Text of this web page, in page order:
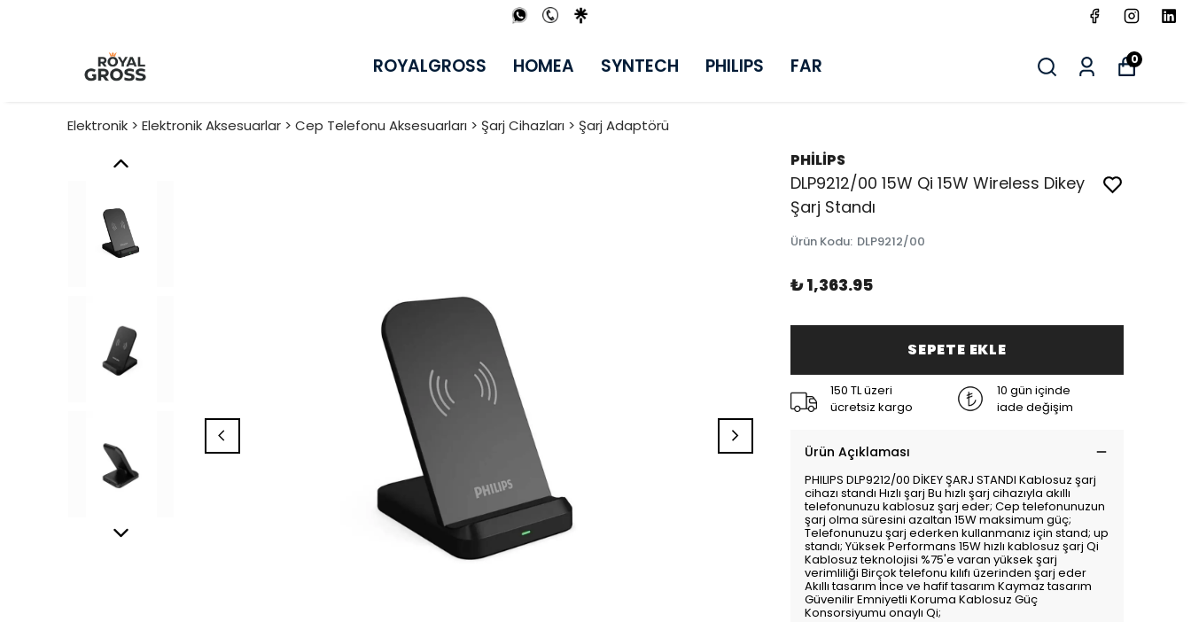
ROYALGROSS HOMEA SYNTECH PHILIPS FAR 0
Elektronik > Elektronik Aksesuarlar > Cep Telefonu Aksesuarları > Şarj Cihazları > Şarj Adaptörü
PHİLİPS
DLP9212/00 15W Qi 15W Wireless Dikey
Şarj Standı
Ürün Kodu: DLP9212/00
₺ 1,363.95
SEPETE EKLE
150 TL üzeri
ücretsiz kargo
10 gün içinde
iade değişim
Ürün Açıklaması
PHILIPS DLP9212/00 DİKEY ŞARJ STANDI Kablosuz şarj
cihazı standı Hızlı şarj Bu hızlı şarj cihazıyla akıllı
telefonunuzu kablosuz şarj eder; Cep telefonunuzun
şarj olma süresini azaltan 15W maksimum güç;
Telefonunuzu şarj ederken kullanmanız için stand; up
standı; Yüksek Performans 15W hızlı kablosuz şarj Qi
Kablosuz teknolojisi %75'e varan yüksek şarj
verimliliği Birçok telefonu kılıfı üzerinden şarj eder
Akıllı tasarım İnce ve hafif tasarım Kaymaz tasarım
Güvenilir Emniyetli Koruma Kablosuz Güç
Konsorsiyumu onaylı Qi;